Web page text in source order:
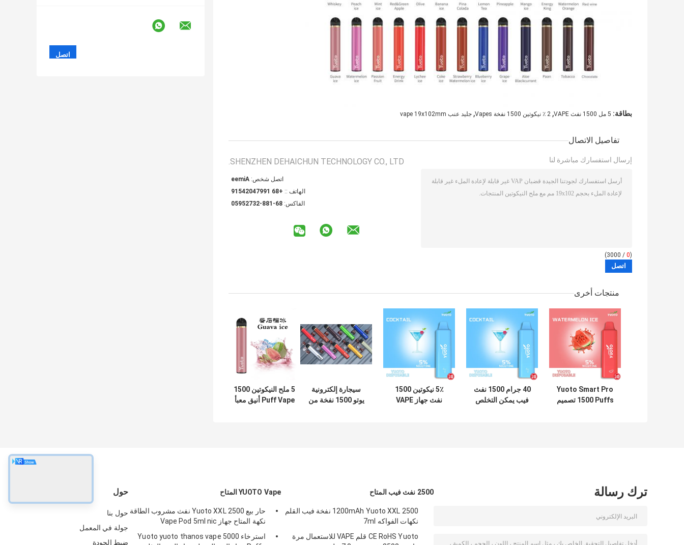
بطاقة: 5 مل 1500 نفث VAPE , 2 ٪ نيكوتين 1500 نفخة Vapes , جليد عنب vape 19x102mm
تفاصيل الاتصال
SHENZHEN DEHAICHUN TECHNOLOGY CO., LTD.
اتصل شخص: Aimee
الهاتف :: +86 19974024519
الفاكس: 86-188-23725950
إرسال استفسارك مباشرة لنا
(
0
/ 3000)
منتجات أخرى
Yuoto Smart Pro
1500 Puffs تصميم
40 جرام 1500 نفث
فيب يمكن التخلص
5٪ نيكوتين 1500
نفث جهاز VAPE
سيجارة إلكترونية
يوتو 1500 نفخة من
5 ملح النيكوتين 1500
Puff Vape أنيق معبأ
حول
حول بنا
جولة في المعمل
ضبط الجودة
YUOTO Vape المتاح
حار بيع Yuoto XXL 2500 نفث مشروب الطاقة
نكهة المتاح جهاز Vape Pod 5ml nic
استرخاء Yuoto yuoto thanos vape 5000
2500 نفث فيب المتاح
1200mAh Yuoto XXL 2500 نفخة فيب القلم
نكهات الفواكه 7ml
CE RoHS Yuoto قلم VAPE للاستعمال مرة
ترك رسالة